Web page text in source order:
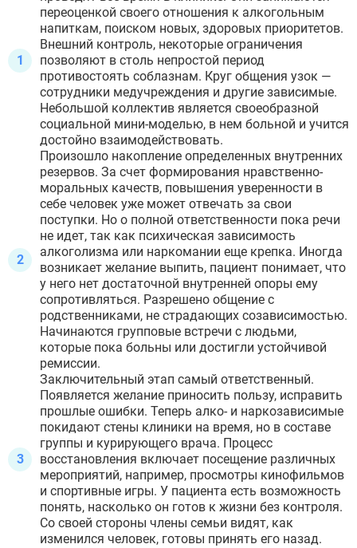
переоценкой своего отношения к алкогольным
напиткам, поиском новых, здоровых приоритетов.
Внешний контроль, некоторые ограничения
позволяют в столь непростой период
противостоять соблазнам. Круг общения узок —
сотрудники медучреждения и другие зависимые.
Небольшой коллектив является своеобразной
социальной мини-моделью, в нем больной и учится
достойно взаимодействовать.
Произошло накопление определенных внутренних
резервов. За счет формирования нравственно-
моральных качеств, повышения уверенности в
себе человек уже может отвечать за свои
поступки. Но о полной ответственности пока речи
не идет, так как психическая зависимость
алкоголизма или наркомании еще крепка. Иногда
возникает желание выпить, пациент понимает, что
у него нет достаточной внутренней опоры ему
сопротивляться. Разрешено общение с
родственниками, не страдающих созависимостью.
Начинаются групповые встречи с людьми,
которые пока больны или достигли устойчивой
ремиссии.
Заключительный этап самый ответственный.
Появляется желание приносить пользу, исправить
прошлые ошибки. Теперь алко- и наркозависимые
покидают стены клиники на время, но в составе
группы и курирующего врача. Процесс
восстановления включает посещение различных
мероприятий, например, просмотры кинофильмов
и спортивные игры. У пациента есть возможность
понять, насколько он готов к жизни без контроля.
Со своей стороны члены семьи видят, как
изменился человек, готовы принять его назад.